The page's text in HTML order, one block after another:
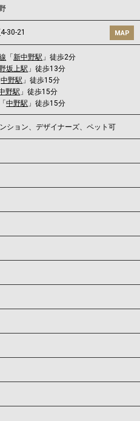
4-30-21 MAP
「新中野駅 」徒歩2分
坂上駅 」徒歩13分
中野駅 」徒歩15分
野駅 」徒歩15分
「中野駅 」徒歩15分
ション、デザイナーズ、ペット可